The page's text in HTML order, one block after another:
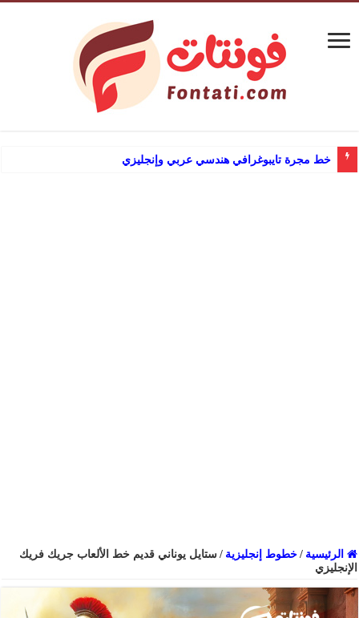
خط مجرة تايبوغرافي هندسي عربي وإنجليزي
الرئيسية / خطوط إنجليزية / ستايل يوناني قديم خط الألعاب جريك فريك
الإنجليزي